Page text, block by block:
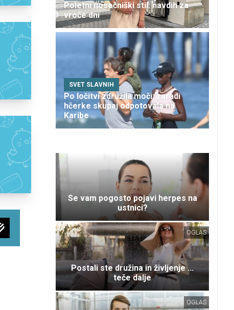
Poletni nosečniški stil: navdih za
vroče dni
SVET SLAVNIH
Po ločitvi združila moči: zaradi
hčerke skupaj odpotovala na
Karibe
Se vam pogosto pojavi herpes na
ustnici?
OGLAS
Postali ste družina in življenje ...
teče dalje
OGLAS